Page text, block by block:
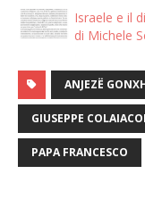
Israele e il
di Michele
ANJEZË
GIUSEPPE
PAPA FRANCESCO